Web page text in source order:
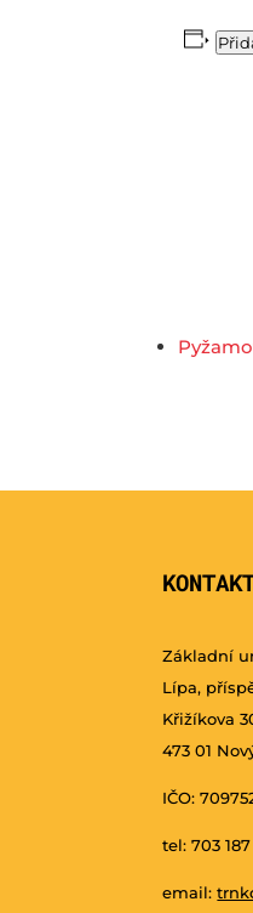
Základní
Lípa,
Křižíkova
473 01
IČO:
tel: 703
email: